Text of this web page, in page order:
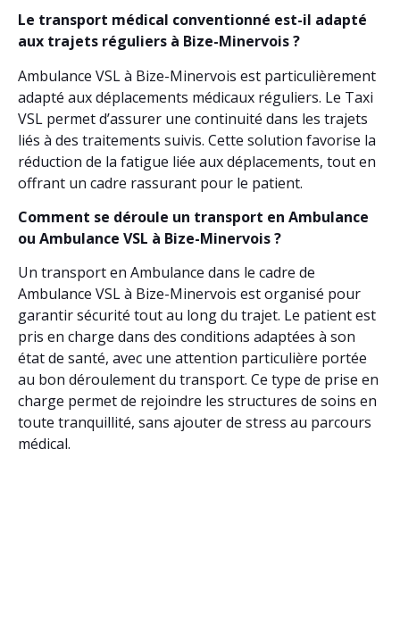
Le transport médical conventionné est-il adapté
aux trajets réguliers à Bize-Minervois ?
Ambulance VSL à Bize-Minervois est particulièrement
adapté aux déplacements médicaux réguliers. Le Taxi
VSL permet d’assurer une continuité dans les trajets
liés à des traitements suivis. Cette solution favorise la
réduction de la fatigue liée aux déplacements, tout en
offrant un cadre rassurant pour le patient.
Comment se déroule un transport en Ambulance
ou Ambulance VSL à Bize-Minervois ?
Un transport en Ambulance dans le cadre de
Ambulance VSL à Bize-Minervois est organisé pour
garantir sécurité tout au long du trajet. Le patient est
pris en charge dans des conditions adaptées à son
état de santé, avec une attention particulière portée
au bon déroulement du transport. Ce type de prise en
charge permet de rejoindre les structures de soins en
toute tranquillité, sans ajouter de stress au parcours
médical.